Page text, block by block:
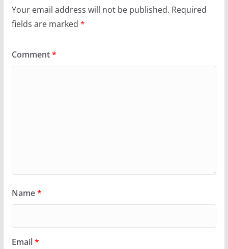
Your email address will not be published. Required
fields are marked *
Comment*
Name*
Email*